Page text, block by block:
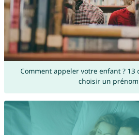
Comment appeler votre enfant ? 13
choisir un prénom